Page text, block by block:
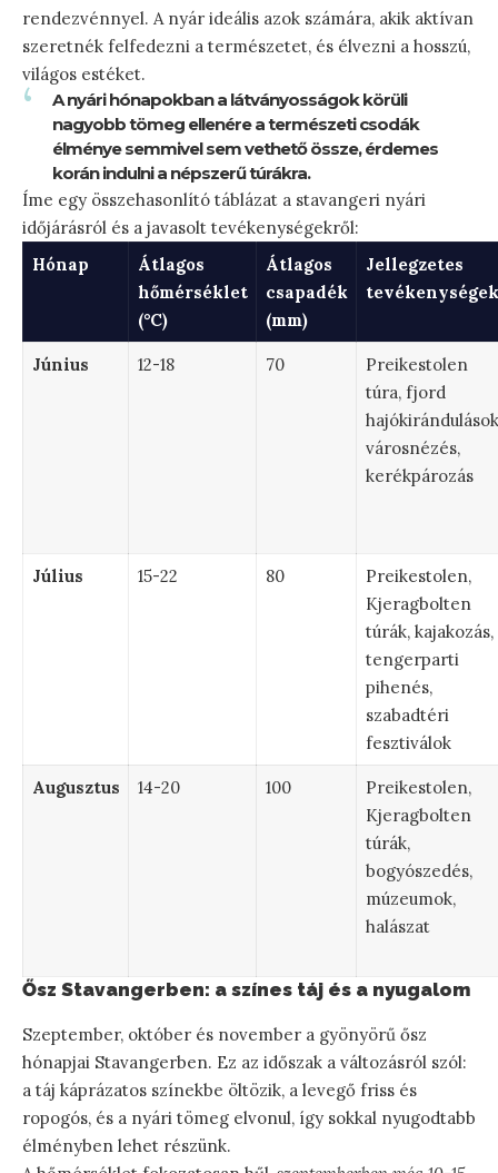
rendezvénnyel. A nyár ideális azok számára, akik aktívan
szeretnék felfedezni a természetet, és élvezni a hosszú,
világos estéket.
A nyári hónapokban a látványosságok körüli
nagyobb tömeg ellenére a természeti csodák
élménye semmivel sem vethető össze, érdemes
korán indulni a népszerű túrákra.
Íme egy összehasonlító táblázat a stavangeri nyári
időjárásról és a javasolt tevékenységekről:
Hónap
Átlagos
hőmérséklet
(°C)
Átlagos
csapadék
(mm)
Jellegzetes
tevékenységek
Június 12-18 70
Preikestolen
túra, fjord
városnézés,
kerékpározás
Július 15-22 80
Preikestolen,
Kjeragbolten
túrák, kajakozás,
tengerparti
pihenés,
szabadtéri
fesztiválok
Augusztus 14-20 100
Preikestolen,
Kjeragbolten
túrák,
bogyószedés,
múzeumok,
halászat
Ősz Stavangerben: a színes táj és a nyugalom
Szeptember, október és november a gyönyörű ősz
hónapjai Stavangerben. Ez az időszak a változásról szól:
a táj káprázatos színekbe öltözik, a levegő friss és
ropogós, és a nyári tömeg elvonul, így sokkal nyugodtabb
élményben lehet részünk.